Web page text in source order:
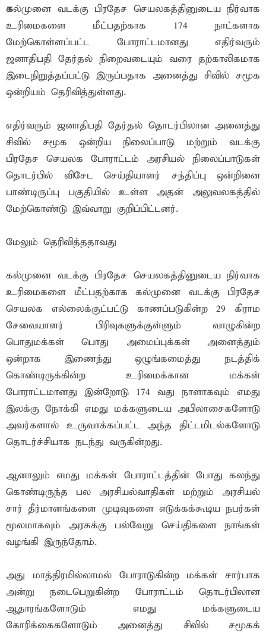
கல்முனை வடக்கு பிரதேச செயலகத்தினுடைய நிர்வாக
உரிமைகளை மீட்பதற்காக 174 நாட்களாக
மேற்கொள்ளப்பட்ட போராட்டமானது எதிர்வரும்
ஜனாதிபதி தேர்தல் நிறைவடையும் வரை தற்காலிகமாக
இடைநிறுத்தப்பட்டு இருப்பதாக அனைத்து சிவில் சமூக
ஒன்றியம் தெரிவித்துள்ளது.
எதிர்வரும் ஜனாதிபதி தேர்தல் தொடர்பிலான அனைத்து
சிவில் சமூக ஒன்றிய நிலைப்பாடு மற்றும் வடக்கு
பிரதேச செயலக போராட்டம் அரசியல் நிலைப்பாடுகள்
தொடர்பில் விசேட செய்தியாளர் சந்திப்பு ஒன்றினை
பாண்டிருப்பு பகுதியில் உள்ள அதன் அலுவலகத்தில்
மேற்கொண்டு இவ்வாறு குறிப்பிட்டனர்.
மேலும் தெரிவித்ததாவது
கல்முனை வடக்கு பிரதேச செயலகத்தினுடைய நிர்வாக
உரிமைகளை மீட்பதற்காக கல்முனை வடக்கு பிரதேச
செயலக எல்லைக்குட்பட்டு காணப்படுகின்ற 29 கிராம
சேவையாளர் பிரிவுகளுக்குள்ளும் வாழுகின்ற
பொதுமக்கள் பொது அமைப்புக்கள் அனைத்தும்
ஒன்றாக இணைந்து ஒழுங்கமைத்து நடத்திக்
கொண்டிருக்கின்ற உரிமைக்கான மக்கள்
போராட்டமானது இன்றோடு 174 வது நாளாகவும் எமது
இலக்கு நோக்கி எமது மக்களுடைய அபிலாசைகளோடு
அவர்களால் உருவாக்கப்பட்ட அந்த திட்டமிடல்களோடு
தொடர்ச்சியாக நடந்து வருகின்றது.
ஆனாலும் எமது மக்கள் போராட்டத்தின் போது கலந்து
கொண்டிருந்த பல அரசியல்வாதிகள் மற்றும் அரசியல்
சார் தீர்மானங்களை முடிவுகளை எடுக்கக்கூடிய நபர்கள்
மூலமாகவும் அரசுக்கு பல்வேறு செய்திகளை நாங்கள்
வழங்கி இருந்தோம்.
அது மாத்திரமில்லாமல் போராடுகின்ற மக்கள் சார்பாக
அன்று நடைபெறுகின்ற போராட்டம் தொடர்பிலான
ஆதாரங்களோடும் எமது மக்களுடைய
கோரிக்கைகளோடும் அனைத்து சிவில் சமூகக்